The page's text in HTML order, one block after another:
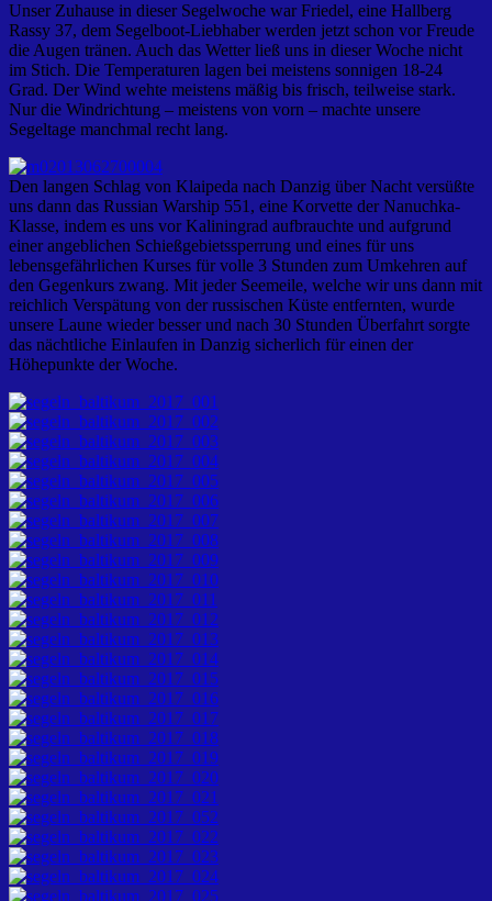
Unser Zuhause in dieser Segelwoche war Friedel, eine Hallberg
Rassy 37, dem Segelboot-Liebhaber werden jetzt schon vor Freude
die Augen tränen. Auch das Wetter ließ uns in dieser Woche nicht
im Stich. Die Temperaturen lagen bei meistens sonnigen 18-24
Grad. Der Wind wehte meistens mäßig bis frisch, teilweise stark.
Nur die Windrichtung – meistens von vorn – machte unsere
Segeltage manchmal recht lang.
Den langen Schlag von Klaipeda nach Danzig über Nacht versüßte
uns dann das Russian Warship 551, eine Korvette der Nanuchka-
Klasse, indem es uns vor Kaliningrad aufbrauchte und aufgrund
einer angeblichen Schießgebietssperrung und eines für uns
lebensgefährlichen Kurses für volle 3 Stunden zum Umkehren auf
den Gegenkurs zwang. Mit jeder Seemeile, welche wir uns dann mit
reichlich Verspätung von der russischen Küste entfernten, wurde
unsere Laune wieder besser und nach 30 Stunden Überfahrt sorgte
das nächtliche Einlaufen in Danzig sicherlich für einen der
Höhepunkte der Woche.